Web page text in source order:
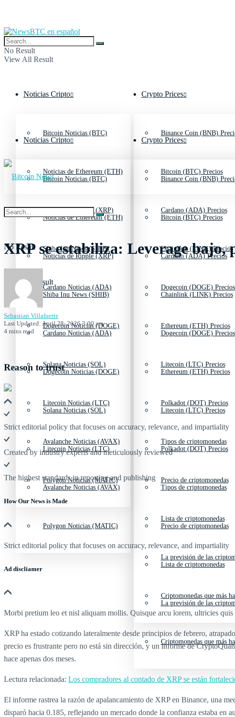
No Result
View All Result
Noticias Cripto
Bitcoin Noticias (BTC)
Noticias de Ethereum (ETH)
Noticias de Ripple (XRP)
Shiba Inu News (SHIB)
Cardano Noticias (ADA)
Dogecoin Noticias (DOGE)
Solana Noticias (SOL)
Litecoin Noticias (LTC)
Avalanche Noticias (AVAX)
Polygon Noticias (MATIC)
Crypto Prices
Binance Coin (BNB)
Bitcoin (BTC) Precios
Cardano (ADA) Precios
Chainlink (LINK) Precios
Dogecoin (DOGE) Precios
Ethereum (ETH) Precios
Litecoin (LTC) Precios
Polkadot (DOT) Precios
Tipos de criptomonedas
Precio de criptomonedas
Lista de criptomonedas
La previsión de las
Criptomonedas que más
Noticias Cripto
Bitcoin Noticias (BTC)
Noticias de Ethereum (ETH)
Noticias de Ripple (XRP)
Shiba Inu News (SHIB)
Cardano Noticias (ADA)
Dogecoin Noticias (DOGE)
Solana Noticias (SOL)
Litecoin Noticias (LTC)
Avalanche Noticias (AVAX)
Polygon Noticias (MATIC)
Crypto Prices
Binance Coin (BNB)
Bitcoin (BTC) Precios
Cardano (ADA) Precios
Chainlink (LINK) Precios
Dogecoin (DOGE) Precios
Ethereum (ETH) Precios
Litecoin (LTC) Precios
Polkadot (DOT) Precios
Tipos de criptomonedas
Precio de criptomonedas
Lista de criptomonedas
La previsión de las
Criptomonedas que más
No Result
View All Result
XRP se estabiliza: Leverage bajo,
Sebastian Villafuerte
Last Updated: April 28, 2026 3:00 am
4 mins read
Reason to trust
Strict editorial policy that focuses on accuracy, relevance, and impartiality
Created by industry experts and meticulously reviewed
The highest standards in reporting and publishing
How Our News is Made
Strict editorial policy that focuses on accuracy, relevance, and impartiality
Ad discliamer
Morbi pretium leo et nisl aliquam mollis. Quisque arcu lorem, ultricies
XRP ha estado cotizando lateralmente desde principios de febrero,
precio es frustrante pero no está sin dirección, y un informe de
hace apenas dos meses.
Lectura relacionada: Los compradores al contado de XRP se están
El informe rastrea la razón de apalancamiento de XRP en Binance, una
disparó hacia 0.185, reflejando un mercado donde la confianza estaba en